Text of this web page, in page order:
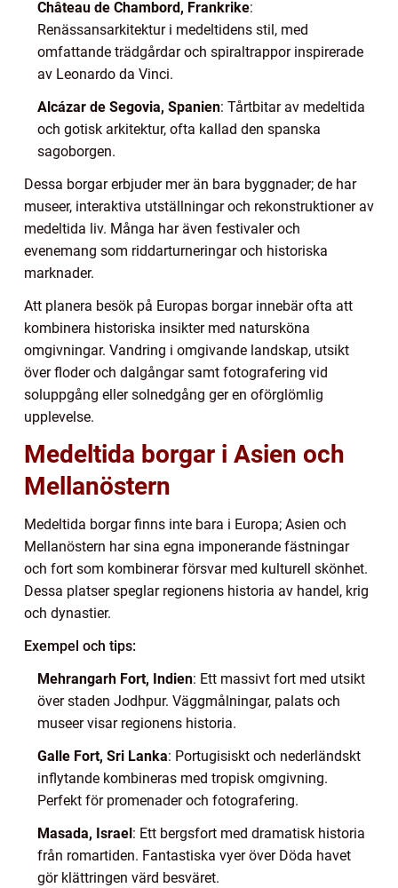
Château de Chambord, Frankrike:
Renässansarkitektur i medeltidens stil, med
omfattande trädgårdar och spiraltrappor inspirerade
av Leonardo da Vinci.
Alcázar de Segovia, Spanien: Tårtbitar av medeltida
och gotisk arkitektur, ofta kallad den spanska
sagoborgen.
Dessa borgar erbjuder mer än bara byggnader; de har
museer, interaktiva utställningar och rekonstruktioner av
medeltida liv. Många har även festivaler och
evenemang som riddarturneringar och historiska
marknader.
Att planera besök på Europas borgar innebär ofta att
kombinera historiska insikter med natursköna
omgivningar. Vandring i omgivande landskap, utsikt
över floder och dalgångar samt fotografering vid
soluppgång eller solnedgång ger en oförglömlig
upplevelse.
Medeltida borgar i Asien och
Mellanöstern
Medeltida borgar finns inte bara i Europa; Asien och
Mellanöstern har sina egna imponerande fästningar
och fort som kombinerar försvar med kulturell skönhet.
Dessa platser speglar regionens historia av handel, krig
och dynastier.
Exempel och tips:
Mehrangarh Fort, Indien: Ett massivt fort med utsikt
över staden Jodhpur. Väggmålningar, palats och
museer visar regionens historia.
Galle Fort, Sri Lanka: Portugisiskt och nederländskt
inflytande kombineras med tropisk omgivning.
Perfekt för promenader och fotografering.
Masada, Israel: Ett bergsfort med dramatisk historia
från romartiden. Fantastiska vyer över Döda havet
gör klättringen värd besväret.